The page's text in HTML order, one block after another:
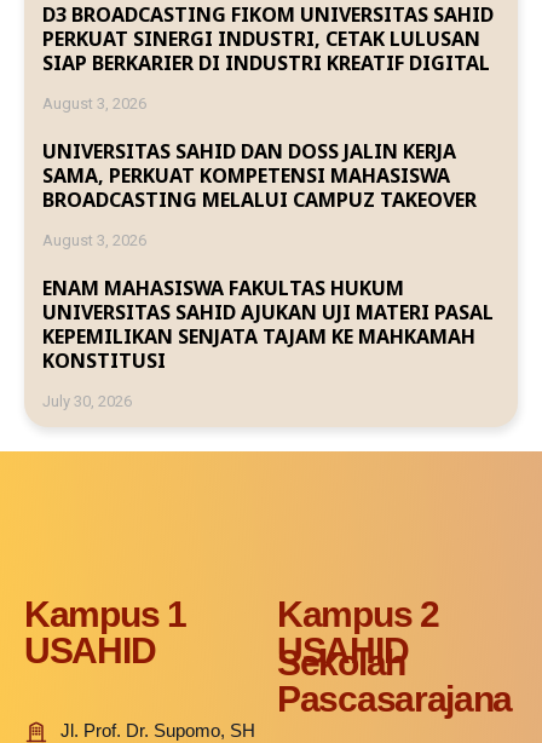
D3 BROADCASTING FIKOM UNIVERSITAS SAHID
PERKUAT SINERGI INDUSTRI, CETAK LULUSAN
SIAP BERKARIER DI INDUSTRI KREATIF DIGITAL
August 3, 2026
UNIVERSITAS SAHID DAN DOSS JALIN KERJA
SAMA, PERKUAT KOMPETENSI MAHASISWA
BROADCASTING MELALUI CAMPUZ TAKEOVER
August 3, 2026
ENAM MAHASISWA FAKULTAS HUKUM
UNIVERSITAS SAHID AJUKAN UJI MATERI PASAL
KEPEMILIKAN SENJATA TAJAM KE MAHKAMAH
KONSTITUSI
July 30, 2026
Kampus 1
USAHID
Jl. Prof. Dr. Supomo, SH
Kampus 2
USAHID
Sekolah
Pascasarajana